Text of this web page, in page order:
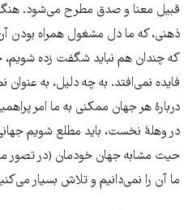
قبیل معنا و صدق مطرح می‌‌‌شود.
ذهنی، که ما دل مشغول همراه بودن
که چندان هم نباید شگفت زده شویم،
فایده نمی‌‌‌افتد. به چه دلیل، به عنوان
دربارۀ هر جهان ممکنی به ما امر
در وهلۀ نخست، باید مطلع شویم
حیث مشابه جهان خودمان (در تصور
ما آن را نمی‌‌‌دانیم و تلاش بسیار